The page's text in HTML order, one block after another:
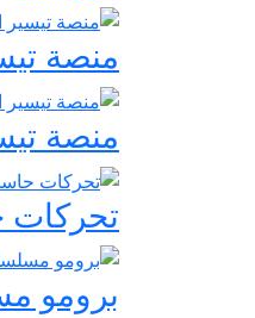
منصة تيسير الزواج 2026..
منصة تيسير الزواج 2026.. دليلك
تحركات
برومو